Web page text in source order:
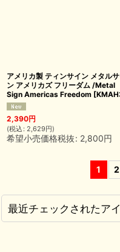
アメリカ製 ティンサイン メタル
ン アメリカズ フリーダム /Metal
Sign Americas Freedom [
2,390円
(税込 : 2,629円)
希望小売価格税抜: 2,800円
1 2
最近チェックされたア